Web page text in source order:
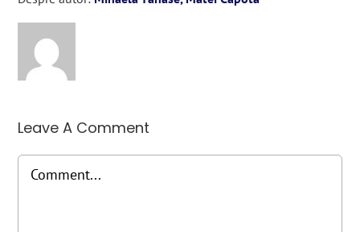
Leave A Comment
Comment